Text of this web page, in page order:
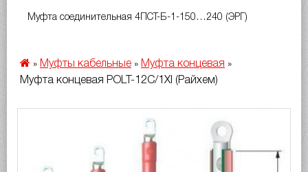
Муфта соединительная 4ПСТ-Б-1-150…240 (ЭРГ)
» Муфты кабельные » Муфта концевая »
Муфта концевая POLT-12C/1XI (Райхем)